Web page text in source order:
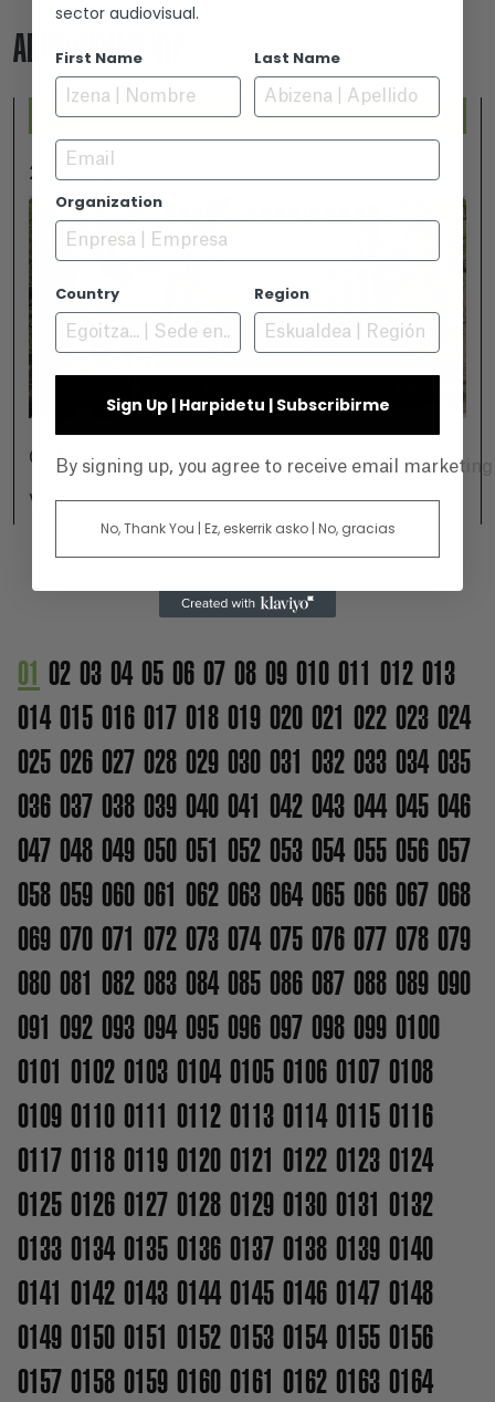
ADICIONALMENTE
2026-07-25
GAMBOA ZINEMALDIA EN VITORIA-GASTEIZ
Ver +
01 02 03 04 05 06 07 08 09 010 011 012 013
014 015 016 017 018 019 020 021 022 023 024
025 026 027 028 029 030 031 032 033 034 035
036 037 038 039 040 041 042 043 044 045 046
047 048 049 050 051 052 053 054 055 056 057
058 059 060 061 062 063 064 065 066 067 068
069 070 071 072 073 074 075 076 077 078 079
080 081 082 083 084 085 086 087 088 089 090
091 092 093 094 095 096 097 098 099 0100
0101 0102 0103 0104 0105 0106 0107 0108
0109 0110 0111 0112 0113 0114 0115 0116
0117 0118 0119 0120 0121 0122 0123 0124
0125 0126 0127 0128 0129 0130 0131 0132
0133 0134 0135 0136 0137 0138 0139 0140
0141 0142 0143 0144 0145 0146 0147 0148
0149 0150 0151 0152 0153 0154 0155 0156
0157 0158 0159 0160 0161 0162 0163 0164
sector audiovisual.
First Name Last Name
Email
Organization
Country Region
Sign Up | Harpidetu | Subscribirme
By signing up, you agree to receive email
No, Thank You | Ez, eskerrik asko | No, gracias